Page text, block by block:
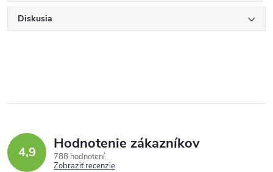
Diskusia
4,9 Hodnotenie zákazníkov
788 hodnotení
Zobraziť recenzie